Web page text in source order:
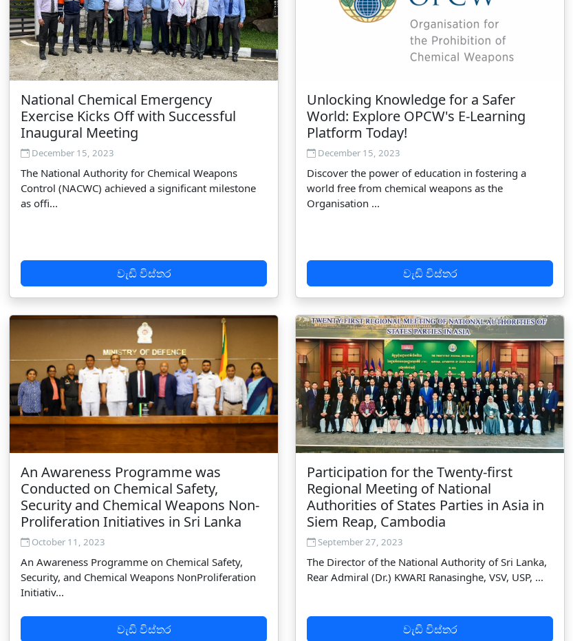
National Chemical Emergency
Exercise Kicks Off with Successful
Inaugural Meeting
December 15, 2023
The National Authority for Chemical Weapons
Control (NACWC) achieved a significant milestone
as offi...
වැඩි විස්තර
Unlocking Knowledge for a Safer
World: Explore OPCW's E-Learning
Platform Today!
December 15, 2023
Discover the power of education in fostering a
world free from chemical weapons as the
Organisation ...
වැඩි විස්තර
An Awareness Programme was
Conducted on Chemical Safety,
Security and Chemical Weapons Non-
Proliferation Initiatives in Sri Lanka
October 11, 2023
An Awareness Programme on Chemical Safety,
Security, and Chemical Weapons NonProliferation
Initiativ...
වැඩි විස්තර
Participation for the Twenty-first
Regional Meeting of National
Authorities of States Parties in Asia in
Siem Reap, Cambodia
September 27, 2023
The Director of the National Authority of Sri Lanka,
Rear Admiral (Dr.) KWARI Ranasinghe, VSV, USP, ...
වැඩි විස්තර